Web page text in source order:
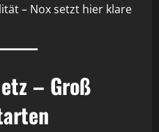
– Nox setzt hier klare
– Groß